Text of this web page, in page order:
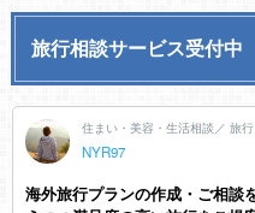
旅行相談サービス受付中